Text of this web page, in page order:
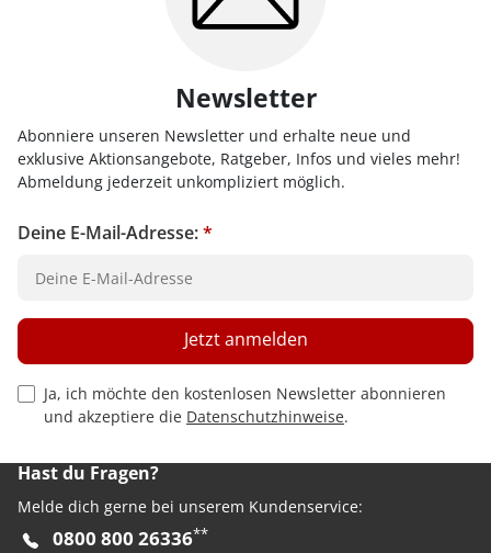
Newsletter
Abonniere unseren Newsletter und erhalte neue und
exklusive Aktionsangebote, Ratgeber, Infos und vieles mehr!
Abmeldung jederzeit unkompliziert möglich.
Deine E-Mail-Adresse:*
Privacy Policy Checkbox
Ja, ich möchte den kostenlosen Newsletter abonnieren
und akzeptiere die Datenschutzhinweise.
Jetzt anmelden
Hast du Fragen?
Melde dich gerne bei unserem Kundenservice:
0800 800 26336**